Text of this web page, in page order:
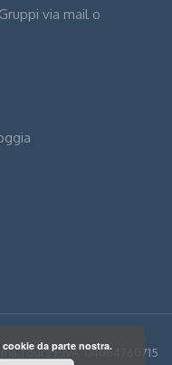
via mail o
Tours P.IVA: 04064760715
da parte nostra.